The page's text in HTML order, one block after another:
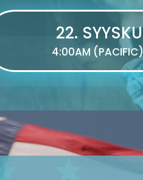
22.
4:00AM